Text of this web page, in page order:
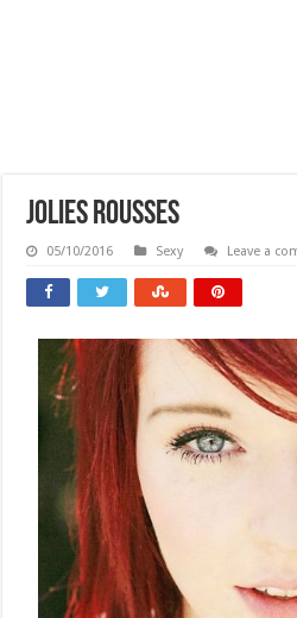
Jolies Rousses
05/10/2016 Sexy Leave a